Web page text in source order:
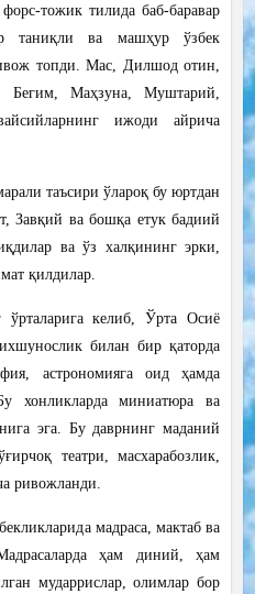
тожик тилида баб-баравар
таниқли ва машҳур ўзбек
топди. Мас, Дилшод отин,
Бегим, Маҳзуна, Муштарий,
ижоди айрича
таъсири ўлароқ бу юртдан
Завқий ва бошқа етук бадиий
ва ўз халқининг эрки,
қилдилар.
келиб, Ўрта Осиё
билан бир қаторда
астрономияга оид ҳамда
хонликларда миниатюра ва
эга. Бу даврнинг маданий
театри, масхарабозлик,
ривожланди.
мадраса, мактаб ва
ҳам диний, ҳам
мударрислар, олимлар бор